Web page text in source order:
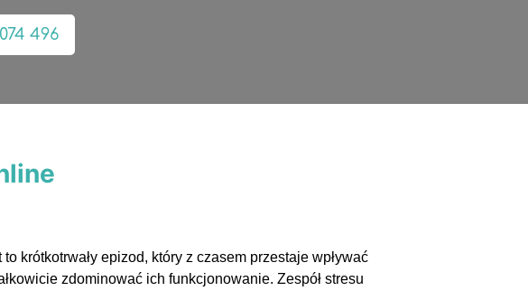
496
krótkotrwały epizod, który z czasem przestaje wpływać
zdominować ich funkcjonowanie. Zespół stresu